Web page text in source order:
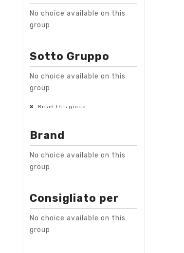
No choice available on this
group
Sotto Gruppo
No choice available on this
group
Reset this group
Brand
No choice available on this
group
Consigliato per
No choice available on this
group